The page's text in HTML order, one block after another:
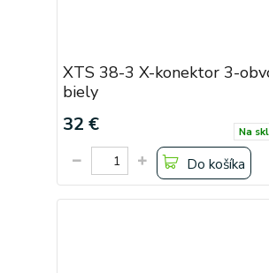
XTS 38-3 X-konektor 3-
biely
32 € Na
Do košíka